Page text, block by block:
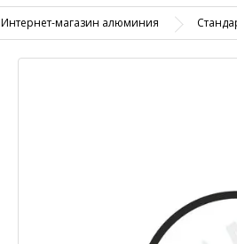
Интернет-магазин алюминия